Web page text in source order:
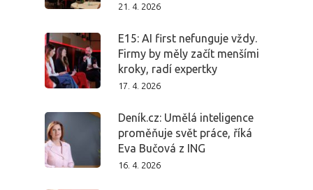
21. 4. 2026
E15: AI first nefunguje vždy.
Firmy by měly začít menšími
kroky, radí expertky
17. 4. 2026
Deník.cz: Umělá inteligence
proměňuje svět práce, říká
Eva Bučová z ING
16. 4. 2026